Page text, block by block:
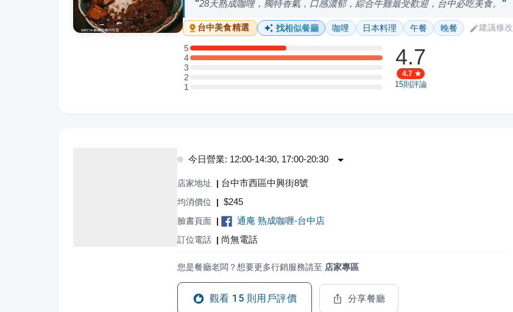
28天熟成咖哩，獨特香氣，口感濃郁，綜合牛雞最受歡迎，台中必吃美食。
台中美食精選 找相似餐廳 咖哩 日本料理 午餐 晚餐 建議修改
5
5 星：1 則評論
4
4 星：2 則評論
3
3 星：0 則評論
2
2 星：0 則評論
11 星：0 則評論
4.7
4.7
15則評論
今日營業: 12:00-14:30, 17:00-20:30
店家地址 | 台中市西區中興街8號
均消價位 | $245
臉書頁面 | 通庵 熟成咖喱-台中店
訂位電話 | 尚無電話
您是餐廳老闆？想要更多行銷服務請至 店家專區
觀看 15 則用戶評價 分享餐廳